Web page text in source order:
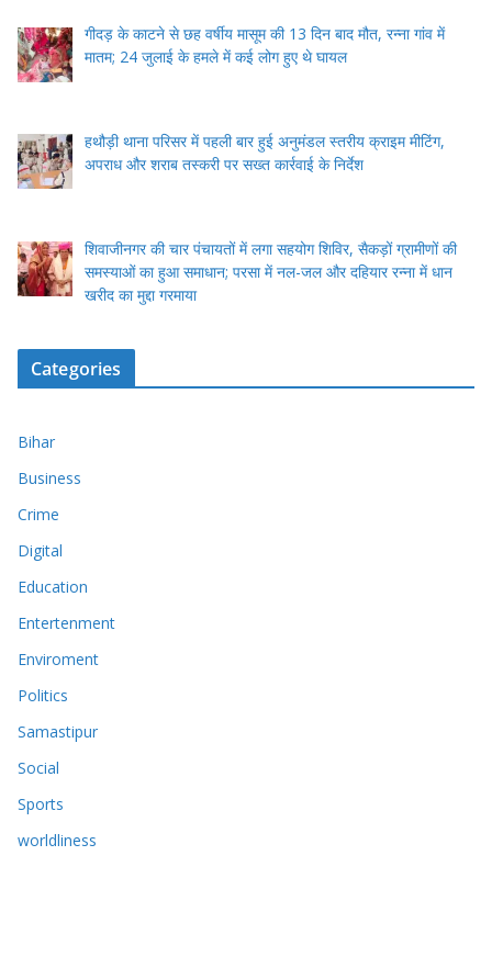
गीदड़ के काटने से छह वर्षीय मासूम की 13 दिन बाद मौत, रन्ना गांव में
मातम; 24 जुलाई के हमले में कई लोग हुए थे घायल
हथौड़ी थाना परिसर में पहली बार हुई अनुमंडल स्तरीय क्राइम मीटिंग,
अपराध और शराब तस्करी पर सख्त कार्रवाई के निर्देश
शिवाजीनगर की चार पंचायतों में लगा सहयोग शिविर, सैकड़ों ग्रामीणों की
समस्याओं का हुआ समाधान; परसा में नल-जल और दहियार रन्ना में धान
खरीद का मुद्दा गरमाया
Categories
Bihar
Business
Crime
Digital
Education
Entertenment
Enviroment
Politics
Samastipur
Social
Sports
worldliness